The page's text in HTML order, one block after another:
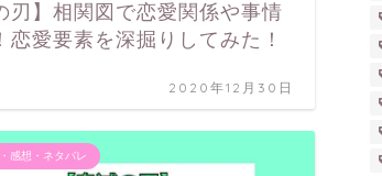
刃】相関図で恋愛関係や事情
恋愛要素を深掘りしてみた！
2020年12月30日
感想・ネタバレ